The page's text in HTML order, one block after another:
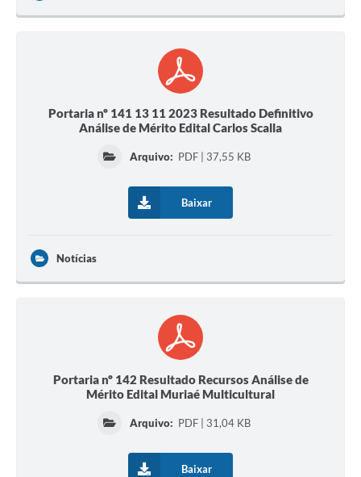
Portaria nº 141 13 11 2023 Resultado Definitivo
Análise de Mérito Edital Carlos Scalla
Arquivo: PDF | 37,55 KB
Baixar
Notícias
Portaria nº 142 Resultado Recursos Análise de
Mérito Edital Muriaé Multicultural
Arquivo: PDF | 31,04 KB
Baixar